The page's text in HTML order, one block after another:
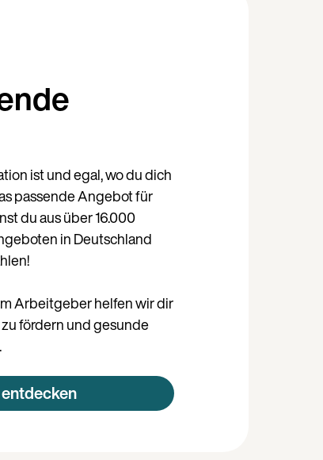
ist und egal, wo du dich
passende Angebot für
du aus über 16.000
in Deutschland
Arbeitgeber helfen wir dir
fördern und gesunde
auf Deutsch (Deutschland)